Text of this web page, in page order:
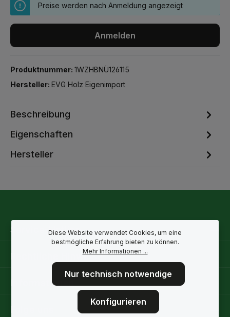
Preise werden nach Anmeldung angezeigt
Anmelden
Produktnummer: 1WZHBNÜ126115
Hersteller: EVG Holz Eigenimport
Beschreibung
Eigenschaften
Hersteller
Service-Hotline
Rechtliche Hinweise
Informationen
Folge uns
Diese Website verwendet Cookies, um eine
bestmögliche Erfahrung bieten zu können.
Mehr Informationen ...
Nur technisch notwendige
Konfigurieren